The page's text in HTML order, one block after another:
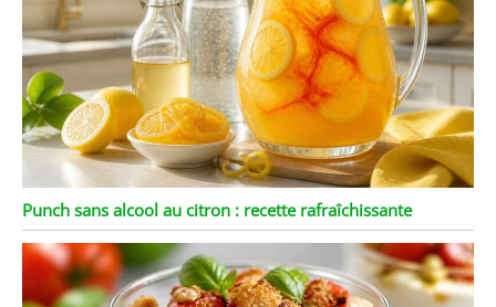
Punch sans alcool au citron : recette rafraîchissante